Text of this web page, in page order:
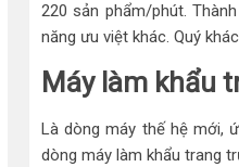
220 sản phẩm/phút.
năng ưu việt khác. Quý
Máy làm khẩu
Là dòng máy thế hệ mới,
dòng máy làm khẩu trang